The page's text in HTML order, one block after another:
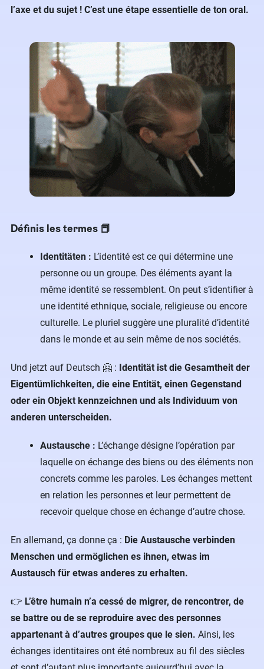
l’axe et du sujet ! C’est une étape essentielle de ton oral.
Définis les termes 📕
Identitäten : L’identité est ce qui détermine une
personne ou un groupe. Des éléments ayant la
même identité se ressemblent. On peut s’identifier à
une identité ethnique, sociale, religieuse ou encore
culturelle. Le pluriel suggère une pluralité d’identité
dans le monde et au sein même de nos sociétés.
Und jetzt auf Deutsch 🤗 : Identität ist die Gesamtheit der
Eigentümlichkeiten, die eine Entität, einen Gegenstand
oder ein Objekt kennzeichnen und als Individuum von
anderen unterscheiden.
Austausche : L’échange désigne l’opération par
laquelle on échange des biens ou des éléments non
concrets comme les paroles. Les échanges mettent
en relation les personnes et leur permettent de
recevoir quelque chose en échange d’autre chose.
En allemand, ça donne ça : Die Austausche verbinden
Menschen und ermöglichen es ihnen, etwas im
Austausch für etwas anderes zu erhalten.
👉 L’être humain n’a cessé de migrer, de rencontrer, de
se battre ou de se reproduire avec des personnes
appartenant à d’autres groupes que le sien. Ainsi, les
échanges identitaires ont été nombreux au fil des siècles